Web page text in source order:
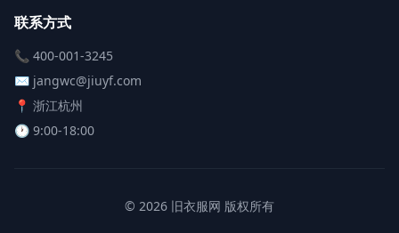
联系方式
📞 400-001-3245
✉️ jangwc@jiuyf.com
📍 浙江杭州
🕐 9:00-18:00
© 2026 旧衣服网 版权所有